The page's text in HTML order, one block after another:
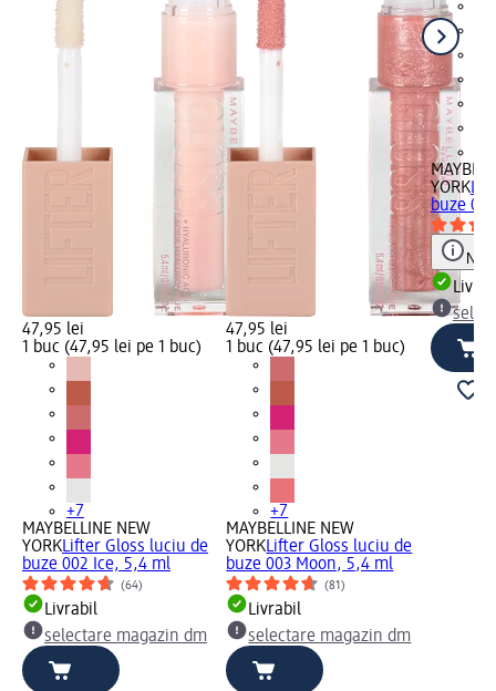
47,95 lei
1 buc (47,95 lei pe 1 buc)
+7
MAYBELLINE NEW
YORKLifter Gloss luciu de
buze 002 Ice, 5,4 ml
(64)
Livrabil
selectare magazin dm
47,95 lei
1 buc (47,95 lei pe 1 buc)
+7
MAYBELLINE NEW
YORKLifter Gloss luciu de
buze 003 Moon, 5,4 ml
(81)
Livrabil
selectare magazin dm
YORK
buze
Notă